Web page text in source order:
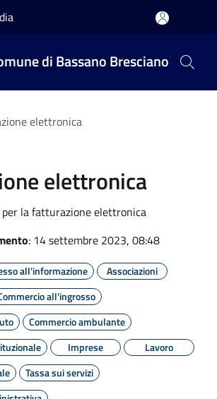
di Bassano Bresciano
elettronica
elettronica
la fatturazione elettronica
: 14 settembre 2023, 08:48
all'informazione
Associazioni
all'ingrosso
Commercio ambulante
Imprese
Lavoro
Tassa sui servizi